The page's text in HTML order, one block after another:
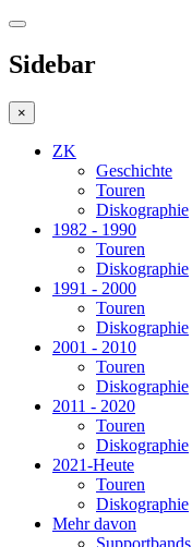
Sidebar
×
ZK
Geschichte
Touren
Diskographie
1982 - 1990
Touren
Diskographie
1991 - 2000
Touren
Diskographie
2001 - 2010
Touren
Diskographie
2011 - 2020
Touren
Diskographie
2021-Heute
Touren
Diskographie
Mehr davon
Supportbands